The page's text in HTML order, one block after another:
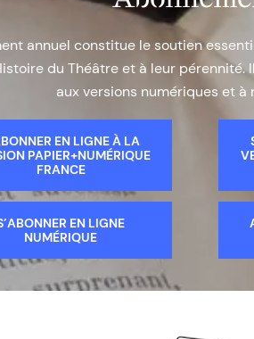
annuel constitue le soutien
du Théâtre et à leur pérennité.
aux versions numériques et à
EN LIGNE À LA
PAPIER+NUMÉRIQUE
FRANCE
EN LIGNE
NUMÉRIQUE